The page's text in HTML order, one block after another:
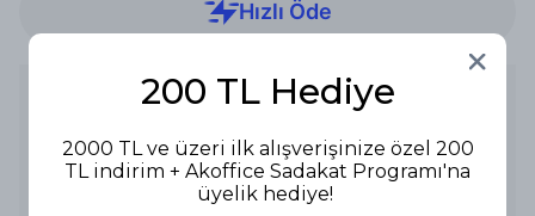
Ürün Açıklaması
Renk: Natural Yeşil
Özellikler:
- Doğal renkli başlık, şık ve dayanıklı.
- Yüksek kaliteli uç, keskin yazı sağlar.
200 TL Hediye
2000 TL ve üzeri ilk alışverişinize özel 200
TL indirim + Akoffice Sadakat Programı'na
üyelik hediye!